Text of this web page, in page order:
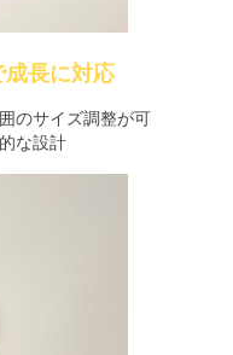
成長に対応
のサイズ調整が可
な設計